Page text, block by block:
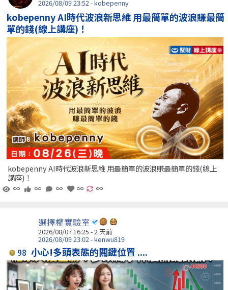
2026/08/09 23:52 - kobepenny
kobepenny AI時代波浪新思維 用最簡單的波浪賺最簡
單的錢(線上講座)！
kobepenny AI時代波浪新思維 用最簡單的波浪賺最簡單的錢(線上
講座)！
∞
∞ ∞ ∞ ∞
選擇權實驗室
2026/08/07 16:25 - 2 天前
2026/08/09 23:02 - kenwu819
98 小心!多頭表態的關鍵位置 ....